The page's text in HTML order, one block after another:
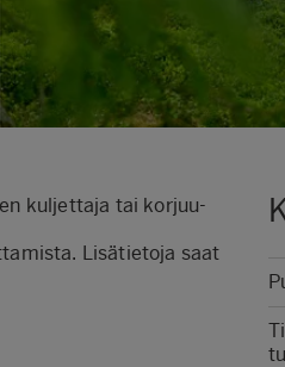
kuljettaja tai korjuu-
Lisätietoja saat